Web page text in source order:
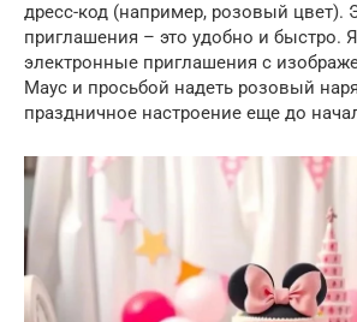
дресс-код (например, розовый цвет).
приглашения – это удобно и быстро.
электронные приглашения с
Маус и просьбой надеть розовый
праздничное настроение еще до